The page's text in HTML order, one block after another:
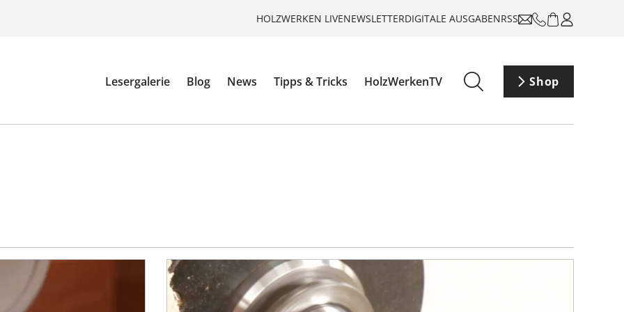
HOLZWERKEN LIVENEWSLETTERDIGITALE AUSGABENRSS
Lesergalerie Blog News Tipps & Tricks HolzWerkenTV Shop